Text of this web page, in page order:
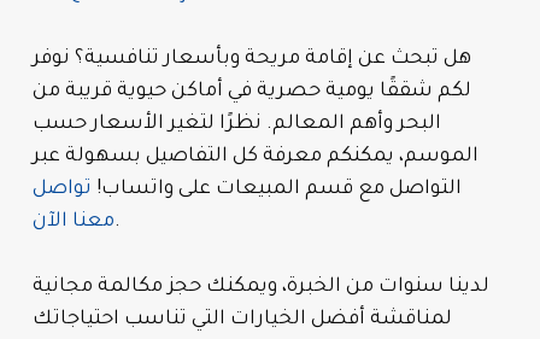
هل تبحث عن إقامة مريحة وبأسعار تنافسية؟ نوفر
لكم شققًا يومية حصرية في أماكن حيوية قريبة من
البحر وأهم المعالم. نظرًا لتغير الأسعار حسب
الموسم، يمكنكم معرفة كل التفاصيل بسهولة عبر
التواصل مع قسم المبيعات على واتساب! تواصل
معنا الآن.
لدينا سنوات من الخبرة، ويمكنك حجز مكالمة مجانية
لمناقشة أفضل الخيارات التي تناسب احتياجاتك